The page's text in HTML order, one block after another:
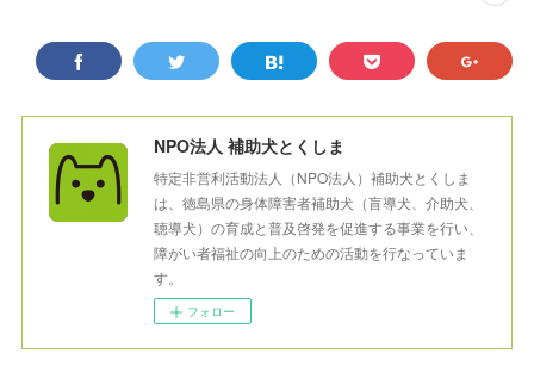
NPO法人 補助犬とくしま
特定非営利活動法人（NPO法人）補助犬とくしま
は、徳島県の身体障害者補助犬（盲導犬、介助犬、
聴導犬）の育成と普及啓発を促進する事業を行い、
障がい者福祉の向上のための活動を行なっていま
す。
フォロー